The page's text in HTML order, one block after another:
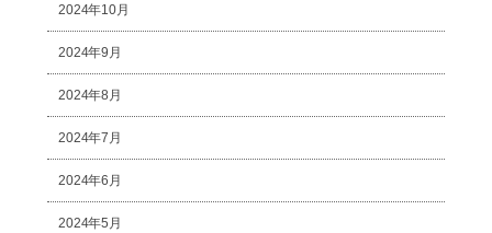
2024年10月
2024年9月
2024年8月
2024年7月
2024年6月
2024年5月